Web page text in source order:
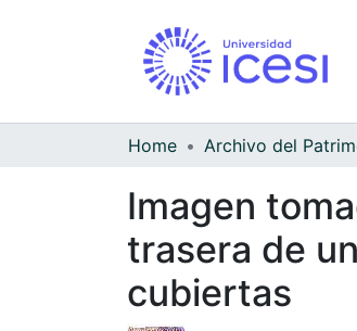
Home
Imagen
trasera de
cubiertas